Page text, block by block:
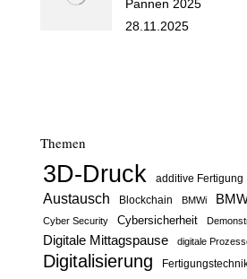
Pannen 2025
28.11.2025
Themen
3D-Druck additive Fertigung
Austausch Blockchain BMWi
Cyber Security
Cybersicherheit
Digitale Mittagspause digitale
Digitalisierung